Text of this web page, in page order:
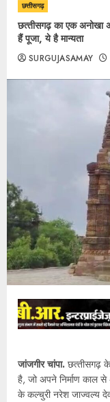
छत्तीसगढ़
छत्‍तीसगढ़ का एक अनोखा
हैं पूजा, ये है मान्यता
SURGUJASAMAY
जांजगीर चांपा. छत्‍तीसगढ़ के
है, जो अपने निर्माण काल
के कल्चुरी नरेश जाज्वल्य देव